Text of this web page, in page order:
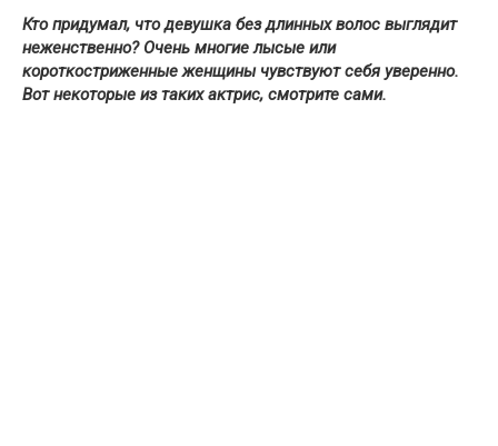
Кто придумал, что девушка без длинных волос выглядит
неженственно? Очень многие лысые или
короткостриженные женщины чувствуют себя уверенно.
Вот некоторые из таких актрис, смотрите сами.